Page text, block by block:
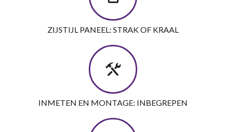
ZIJSTIJL PANEEL: STRAK OF KRAAL
INMETEN EN MONTAGE: INBEGREPEN